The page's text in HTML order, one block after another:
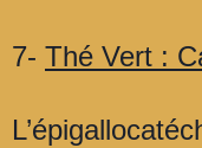
7- Thé Vert :